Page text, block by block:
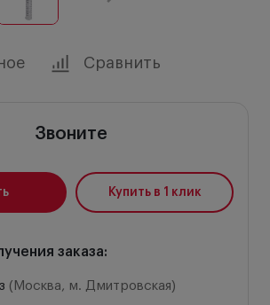
Сравнить
Звоните
Купить в 1 клик
заказа:
(Москва, м. Дмитровская)